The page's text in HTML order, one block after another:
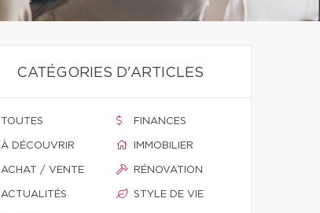
CATÉGORIES D'ARTICLES
TOUTES
À DÉCOUVRIR
ACHAT / VENTE
ACTUALITÉS
FINANCES
IMMOBILIER
RÉNOVATION
STYLE DE VIE